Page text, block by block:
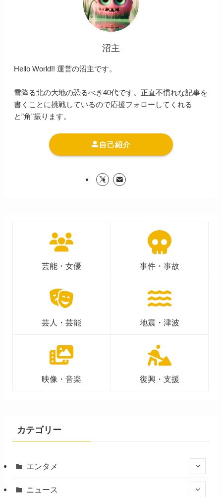
沼主
Hello World!! 運営の沼主です。
雪降る北の大地の恐るべき40代です。正直不慣れな記事を
書くことに挑戦しているので応援フォローしてくれる
と”角”振ります。
自己紹介
芸能・女優 事件・事故
芸人・芸能 地震・津波
映像・音楽 復興・支援
カテゴリー
エンタメ
ニュース